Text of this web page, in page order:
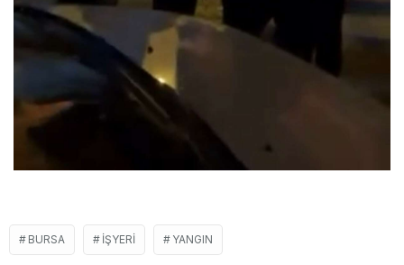
BURSA IŞYERI YANGIN